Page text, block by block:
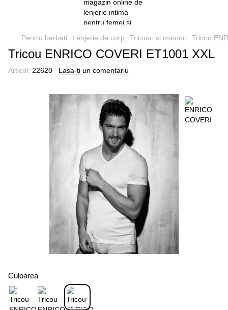
Pentru barbati Lenjerie de corp Tricouri si maiouri Tricou
Tricou ENRICO COVERI ET1001 XXL
Articol: 22620 Lasa-ți un comentariu
Culoarea